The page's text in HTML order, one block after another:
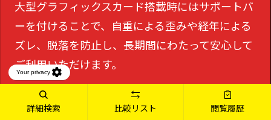
大型グラフィックスカード搭載時にはサポートバ
ーを付けることで、
自重による歪みや経年による
ズレ、脱落を防止し、長期間にわたって安心して
ご利用いただけます。
詳細検索 比較リスト 閲覧履歴